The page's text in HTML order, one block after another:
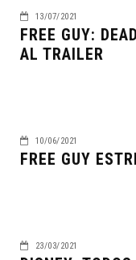
13/07/2021
FREE GUY:
AL TRAILER
10/06/2021
FREE GUY
23/03/2021